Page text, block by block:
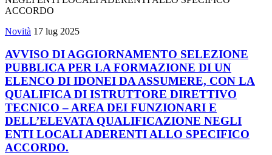
ACCORDO
Novità 17 lug 2025
AVVISO DI AGGIORNAMENTO SELEZIONE
PUBBLICA PER LA FORMAZIONE DI UN
ELENCO DI IDONEI DA ASSUMERE, CON LA
QUALIFICA DI ISTRUTTORE DIRETTIVO
TECNICO – AREA DEI FUNZIONARI E
DELL’ELEVATA QUALIFICAZIONE NEGLI
ENTI LOCALI ADERENTI ALLO SPECIFICO
ACCORDO.